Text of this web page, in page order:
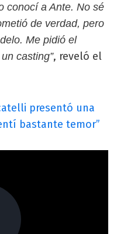
conocí a Ante. No sé
de verdad, pero
Me pidió el
casting”, reveló el
presentó una
bastante temor”